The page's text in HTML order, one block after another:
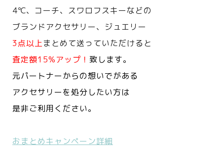
4℃、コーチ、スワロフスキーなどの
ブランドアクセサリー、ジュエリー
3点以上まとめて送っていただけると
査定額15%アップ！ 致します。
元パートナーからの想いでがある
アクセサリーを処分したい方は
是非ご利用ください。
おまとめキャンペーン詳細